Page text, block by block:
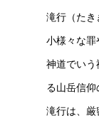
滝行（たき
小様々な罪
神道でいう
る山岳信
滝行は、厳